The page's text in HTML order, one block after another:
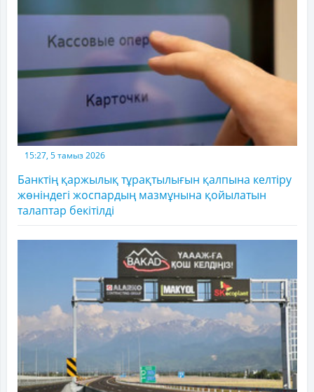
15:27, 5 тамыз 2026
Банктің қаржылық тұрақтылығын қалпына келтіру
жөніндегі жоспардың мазмұнына қойылатын
талаптар бекітілді